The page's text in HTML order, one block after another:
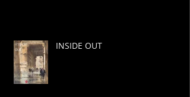
INSIDE OUT